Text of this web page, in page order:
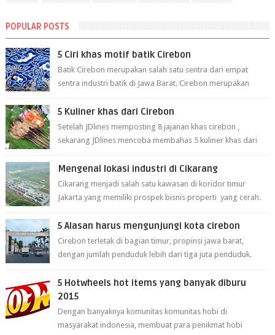
POPULAR POSTS
5 Ciri khas motif batik Cirebon
Batik Cirebon merupakan salah satu sentra dari empat
sentra industri batik di Jawa Barat. Cirebon merupakan
5 Kuliner khas dari Cirebon
Setelah JDlines memposting 8 jajanan khas cirebon ,
sekarang JDlines mencoba membahas 5 kuliner khas dari
Mengenal lokasi industri di Cikarang
Cikarang menjadi salah satu kawasan di koridor timur
Jakarta yang memiliki prospek bisnis properti yang cerah.
5 Alasan harus mengunjungi kota cirebon
Cirebon terletak di bagian timur, propinsi jawa barat,
dengan jumlah penduduk lebih dari tiga juta penduduk.
5 Hotwheels hot items yang banyak diburu
2015
Dengan banyaknya komunitas komunitas hobi di
masyarakat indonesia, membuat para penikmat hobi